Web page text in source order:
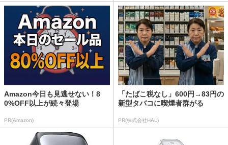
Amazon今日も見逃せない！8
0%OFF以上が続々登場
PR(Amazon)
「たばこ税なし」600円→83円の
新型タバコに喫煙者群がる
PR(株式会社HAL)